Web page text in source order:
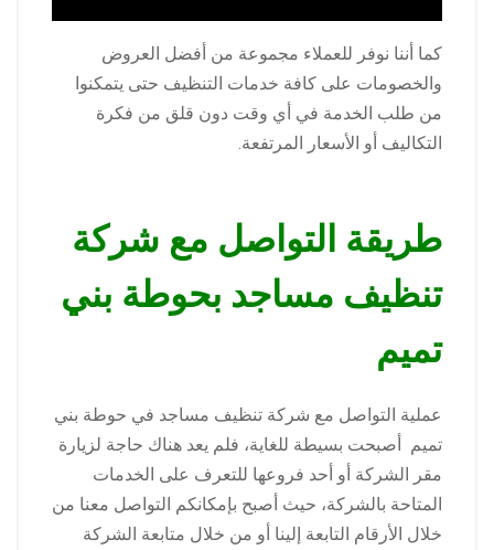
كما أننا نوفر للعملاء مجموعة من أفضل العروض
والخصومات على كافة خدمات التنظيف حتى يتمكنوا
من طلب الخدمة في أي وقت دون قلق من فكرة
التكاليف أو الأسعار المرتفعة.
طريقة التواصل مع شركة
تنظيف مساجد بحوطة بني
تميم
عملية التواصل مع شركة تنظيف مساجد في حوطة بني
تميم أصبحت بسيطة للغاية، فلم يعد هناك حاجة لزيارة
مقر الشركة أو أحد فروعها للتعرف على الخدمات
المتاحة بالشركة، حيث أصبح بإمكانكم التواصل معنا من
خلال الأرقام التابعة إلينا أو من خلال متابعة الشركة